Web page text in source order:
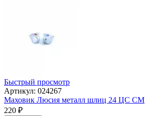
Быстрый просмотр
Артикул: 024267
Маховик Люсия металл шлиц 24 ЦС СМ
220 ₽